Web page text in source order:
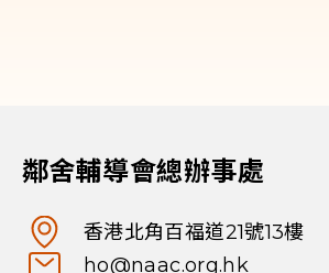
鄰舍輔導會總辦事處
香港北角百福道21號13樓
ho@naac.org.hk